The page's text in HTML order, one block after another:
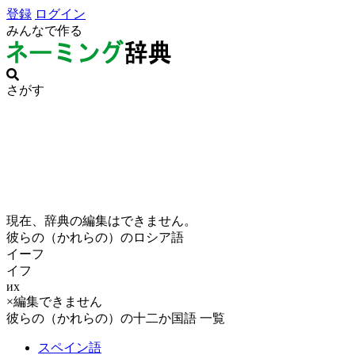
登録 ログイン
みんなで作る
さがす
現在、辞典の編集はできません。
彼らの（かれらの）のロシア語
イーフ
イフ
их
×編集できません
彼らの（かれらの）の十二か国語 一覧
スペイン語